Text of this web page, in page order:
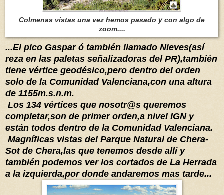
Colmenas vistas una vez hemos pasado y con algo de
zoom....
...El pico Gaspar ó también llamado Nieves(así
reza en las paletas señalizadoras del PR),también
tiene vértice geodésico,pero dentro del orden
solo de la Comunidad Valenciana,con una altura
de 1155m.s.n.m.
Los 134 vértices que nosotr@s queremos
completar,son de primer orden,a nivel IGN y
están todos dentro de la Comunidad Valenciana.
Magníficas vistas del Parque Natural de Chera-
Sot de Chera,las que tenemos desde allí y
también podemos ver los cortados de La Herrada
a la izquierda,por donde andaremos mas tarde...